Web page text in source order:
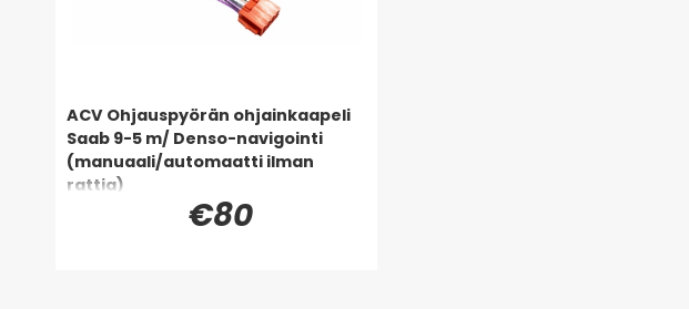
ACV Ohjauspyörän ohjainkaapeli
Saab 9-5 m/ Denso-navigointi
(manuaali/automaatti ilman
rattia)
€80